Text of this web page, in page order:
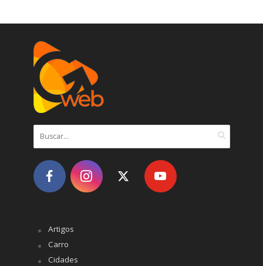
Artigos
Carro
Cidades